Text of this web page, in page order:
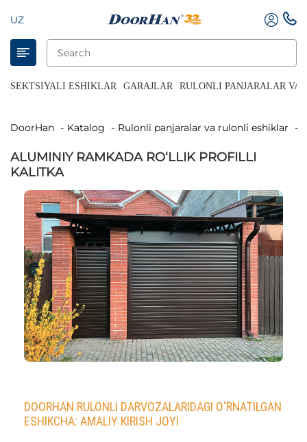
UZ
SEKTSIYALI ESHIKLAR GARAJLAR RULONLI PANJARALAR VA
DoorHan Katalog Rulonli panjaralar va rulonli eshiklar
ALUMINIY RAMKADA RO‘LLIK PROFILLI
KALITKA
DOORHAN RULONLI DARVOZALARIDAGI O'RNATILGAN
ESHIKCHA: AMALIY KIRISH JOYI